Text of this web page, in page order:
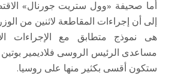
أما صحيفة «وول ستريت جورنال»
إلى أن إجراءات المقاطعة لاثنين من
هى نموذج متطابق مع الإجراءات
مساعدى الرئيس الروسى فلاديمير بوتين
ستكون أقسى بكثير منها على روسيا.